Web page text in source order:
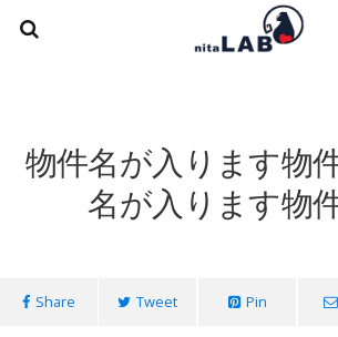
物件名が入ります物
名が入ります物
Share Tweet Pin